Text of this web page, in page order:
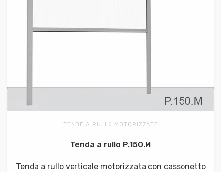
TENDE A RULLO MOTORIZZATE
Tenda a rullo P.150.M
Tenda a rullo verticale motorizzata con cassonetto